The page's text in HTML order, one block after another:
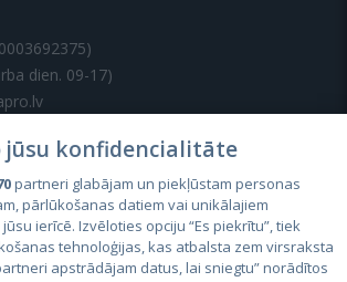
dien. 09-17)
jūsu konfidencialitāte
partneri glabājam un piekļūstam personas
pārlūkošanas datiem vai unikālajiem
ierīcē. Izvēloties opciju “Es piekrītu”, tiek
tehnoloģijas, kas atbalsta zem virsraksta
apstrādājam datus, lai sniegtu” norādītos